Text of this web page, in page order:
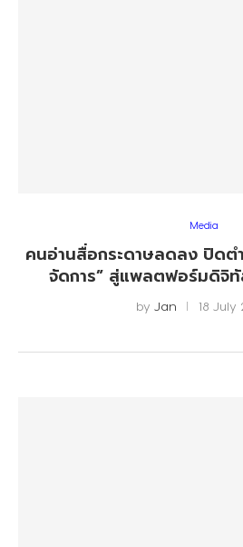
Media
คนอ่านสื่อกระดาษลดลง ปิด
จัดการ” สู่แพลตฟอร์มดิจิ
by Jan 18 July